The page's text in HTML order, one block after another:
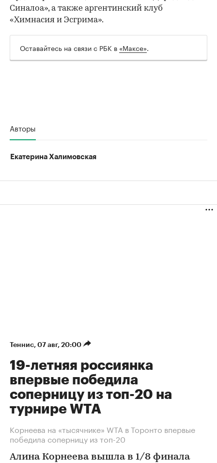
Синалоа», а также аргентинский клуб
«Химнасия и Эсгрима».
Оставайтесь на связи с РБК в «Максе».
Авторы
Екатерина Халимовская
Теннис 07 авг, 20:00
19-летняя россиянка
впервые победила
соперницу из топ-20 на
турнире WTA
Корнеева на «тысячнике» WTA в Торонто впервые
победила соперницу из топ-20
Алина Корнеева вышла в 1/8 финала